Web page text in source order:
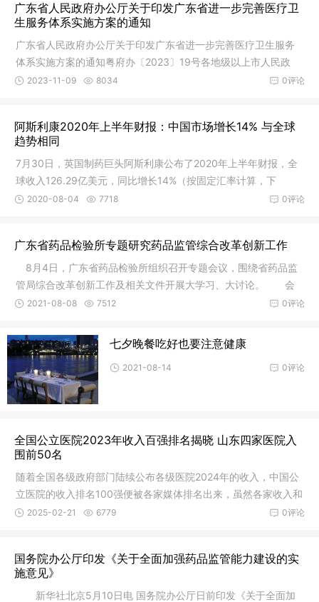
广东省人民政府办公厅关于印发广东省进一步完善医疗卫
生服务体系实施方案的通知
广东省人民政府办公厅关于印发广东省进一步完善医疗卫生服务
体系实施方案的通知粤府办〔2023〕19号各地级以上市人民政
府，省政府
0评论
2023-11-09 8034
阿斯利康2020年上半年财报：中国市场增长14% 与全球
趋势相同
7月30日，英国制药巨头阿斯利康公布了2020年上半年财报，全
球收入126.29亿美元，同比增长14%（按固定汇率计算，下
同），主要源自
0评论
2020-08-04 7718
广东省药品检验所专题研究药品监管综合改革创新工作
8月4日，广东省药品检验所组织召开专题会议，围绕省药品监
管局综合改革创新工作及相关文件开展大学习、大讨论。 会
议传达了
0评论
2021-08-08 7512
七夕晚餐吃好也要注意健康
0评论
2021-08-14
全国公立医院2023年收入百强排名揭晓 山东四家医院入
围前50名
随着全国各级政府部门陆续公布各级医院2024年的收入，中国公
立医院的收入排名100强便被各家媒体排名出来，虽然各家收入和
排名数
0评论
2025-02-21 6779
国务院办公厅印发《关于全面加强药品监管能力建设的实
施意见》
新华社北京5月10日电 国务院办公厅日前印发《关于全面加